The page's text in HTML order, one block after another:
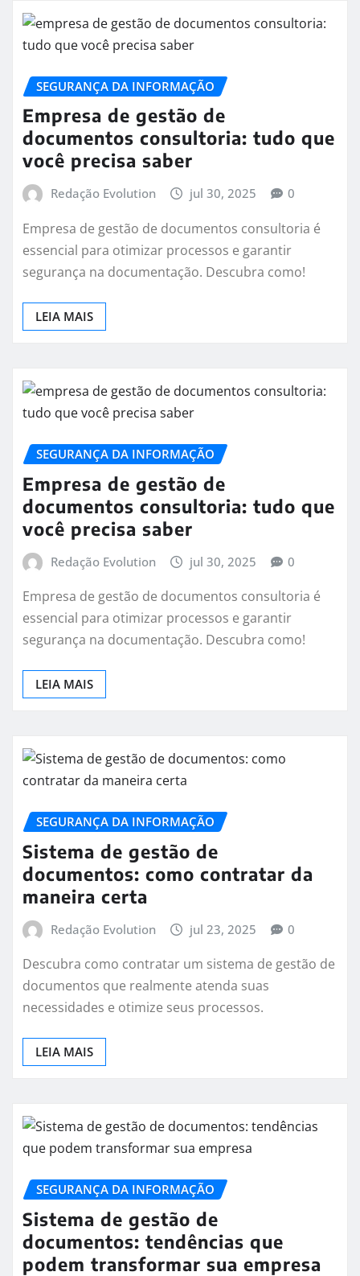
SEGURANÇA DA INFORMAÇÃO
Empresa de gestão de
documentos consultoria: tudo que
você precisa saber
Redação Evolution jul 30, 2025 0
Empresa de gestão de documentos consultoria é
essencial para otimizar processos e garantir
segurança na documentação. Descubra como!
LEIA MAIS
SEGURANÇA DA INFORMAÇÃO
Empresa de gestão de
documentos consultoria: tudo que
você precisa saber
Redação Evolution jul 30, 2025 0
Empresa de gestão de documentos consultoria é
essencial para otimizar processos e garantir
segurança na documentação. Descubra como!
LEIA MAIS
SEGURANÇA DA INFORMAÇÃO
Sistema de gestão de
documentos: como contratar da
maneira certa
Redação Evolution jul 23, 2025 0
Descubra como contratar um sistema de gestão de
documentos que realmente atenda suas
necessidades e otimize seus processos.
LEIA MAIS
SEGURANÇA DA INFORMAÇÃO
Sistema de gestão de
documentos: tendências que
podem transformar sua empresa